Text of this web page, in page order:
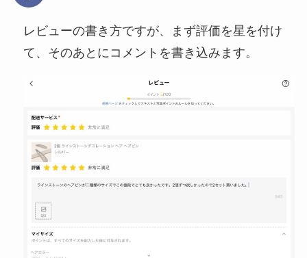
レビューの書き方ですが、まず評価を星を付け
て、そのあとにコメントを書き込みます。